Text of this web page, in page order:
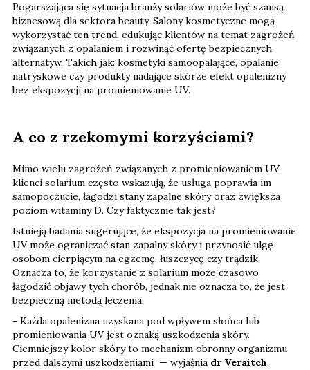
Pogarszająca się sytuacja branży solariów może być szansą
biznesową dla sektora beauty. Salony kosmetyczne mogą
wykorzystać ten trend, edukując klientów na temat zagrożeń
związanych z opalaniem i rozwinąć ofertę bezpiecznych
alternatyw. Takich jak: kosmetyki samoopalające, opalanie
natryskowe czy produkty nadające skórze efekt opalenizny
bez ekspozycji na promieniowanie UV.
A co z rzekomymi korzyściami?
Mimo wielu zagrożeń związanych z promieniowaniem UV,
klienci solarium często wskazują, że usługa poprawia im
samopoczucie, łagodzi stany zapalne skóry oraz zwiększa
poziom witaminy D. Czy faktycznie tak jest?
Istnieją badania sugerujące, że ekspozycja na promieniowanie
UV może ograniczać stan zapalny skóry i przynosić ulgę
osobom cierpiącym na egzemę, łuszczycę czy trądzik.
Oznacza to, że korzystanie z solarium może czasowo
łagodzić objawy tych chorób, jednak nie oznacza to, że jest
bezpieczną metodą leczenia.
- Każda opalenizna uzyskana pod wpływem słońca lub
promieniowania UV jest oznaką uszkodzenia skóry.
Ciemniejszy kolor skóry to mechanizm obronny organizmu
przed dalszymi uszkodzeniami — wyjaśnia dr Veraitch.